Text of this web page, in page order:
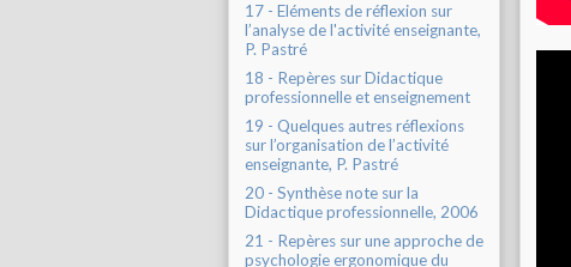
17 - Eléments de réflexion sur
l’analyse de l'activité enseignante,
P. Pastré
18 - Repères sur Didactique
professionnelle et enseignement
19 - Quelques autres réflexions
sur l’organisation de l’activité
enseignante, P. Pastré
20 - Synthèse note sur la
Didactique professionnelle, 2006
21 - Repères sur une approche de
psychologie ergonomique du